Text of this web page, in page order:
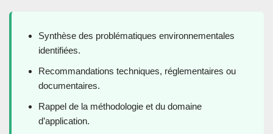
Synthèse des problématiques environnementales
identifiées.
Recommandations techniques, réglementaires ou
documentaires.
Rappel de la méthodologie et du domaine
d’application.